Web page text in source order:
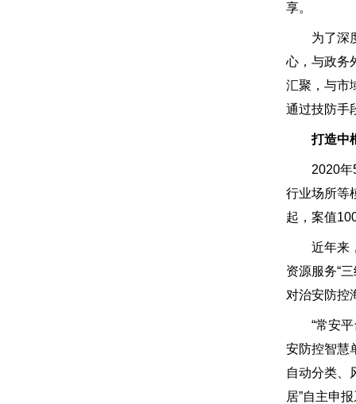
享。
为了深度
心，与政务
汇聚，与市
通过技防手
打造中
2020年5
行业场所等
起，案值
近年来，
资源服务“
对治安防控
“常安平台
安防控智慧
自动分类、
居”自主申